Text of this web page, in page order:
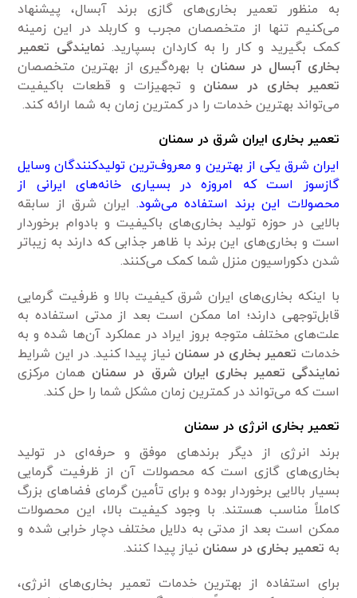
به منظور تعمیر بخاری‌های گازی برند آبسال، پیشنهاد
می‌کنیم تنها از متخصصان مجرب و کاربلد در این زمینه
کمک بگیرید و کار را به کاردان بسپارید. نمایندگی تعمیر
بخاری آبسال در سمنان با بهره‌گیری از بهترین متخصصان
تعمیر بخاری در سمنان و تجهیزات و قطعات باکیفیت
می‌تواند بهترین خدمات را در کمترین زمان به شما ارائه کند.
تعمیر بخاری ایران شرق در سمنان
ایران شرق یکی از بهترین و معروف‌ترین تولیدکنندگان وسایل
گازسوز است که امروزه در بسیاری خانه‌های ایرانی از
محصولات این برند استفاده می‌شود. ایران شرق از سابقه
بالایی در حوزه تولید بخاری‌های باکیفیت و بادوام برخوردار
است و بخاری‌های این برند با ظاهر جذابی که دارند به زیباتر
شدن دکوراسیون منزل شما کمک می‌کنند.
با اینکه بخاری‌های ایران شرق کیفیت بالا و ظرفیت گرمایی
قابل‌توجهی دارند؛ اما ممکن است بعد از مدتی استفاده به
علت‌های مختلف متوجه بروز ایراد در عملکرد آن‌ها شده و به
خدمات تعمیر بخاری در سمنان نیاز پیدا کنید. در این شرایط
نمایندگی تعمیر بخاری ایران شرق در سمنان همان مرکزی
است که می‌تواند در کمترین زمان مشکل شما را حل کند.
تعمیر بخاری انرژی در سمنان
برند انرژی از دیگر برند‌های موفق و حرفه‌ای در تولید
بخاری‌های‌ گازی است که محصولات آن از ظرفیت گرمایی
بسیار بالایی برخوردار بوده و برای تأمین گرمای فضا‌های بزرگ
کاملاً مناسب هستند. با وجود کیفیت بالا، این محصولات
ممکن است بعد از مدتی به دلایل مختلف دچار خرابی شده و
به تعمیر بخاری در سمنان نیاز پیدا کنند.
برای استفاده از بهترین خدمات تعمیر بخاری‌های انرژی،